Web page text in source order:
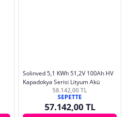
Solinved 5,1 KWh 51,2V 100Ah HV
Kapadokya Serisi Lityum Akü
58.142,00 TL
SEPETTE
57.142,00 TL